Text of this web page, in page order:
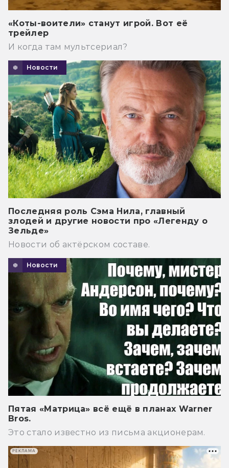
«Коты-воители» станут игрой. Вот её
трейлер
И когда там мультсериал?
Новости
Последняя роль Сэма Нила, главный
злодей и другие новости про «Легенду о
Зельде»
Новости об актёрском составе.
Новости
Пятая «Матрица» всё ещё в планах Warner
Bros.
Это стало известно из письма акционерам.
РЕКЛАМА